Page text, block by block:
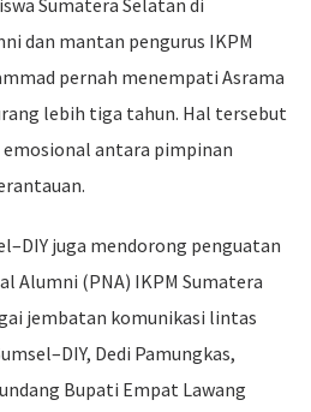
Sumatera Selatan di
dan mantan pengurus IKPM
pernah menempati Asrama
lebih tiga tahun. Hal tersebut
antara pimpinan
juga mendorong penguatan
Alumni (PNA) IKPM Sumatera
jembatan komunikasi lintas
Dedi Pamungkas,
Bupati Empat Lawang